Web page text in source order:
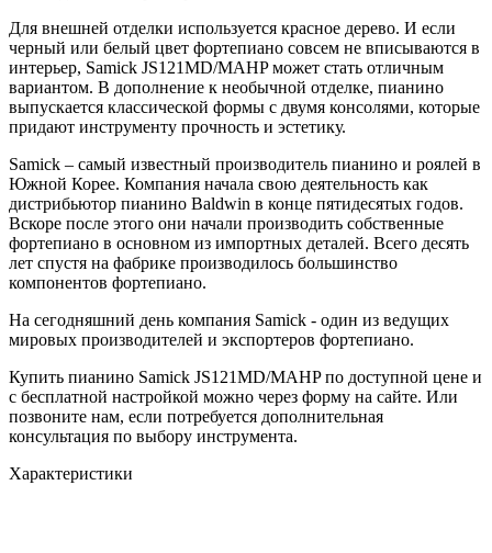
Для внешней отделки используется красное дерево. И если
черный или белый цвет фортепиано совсем не вписываются в
интерьер, Samick JS121MD/MAHP может стать отличным
вариантом. В дополнение к необычной отделке, пианино
выпускается классической формы с двумя консолями, которые
придают инструменту прочность и эстетику.
Samick – самый известный производитель пианино и роялей в
Южной Корее. Компания начала свою деятельность как
дистрибьютор пианино Baldwin в конце пятидесятых годов.
Вскоре после этого они начали производить собственные
фортепиано в основном из импортных деталей. Всего десять
лет спустя на фабрике производилось большинство
компонентов фортепиано.
На сегодняшний день компания Samick - один из ведущих
мировых производителей и экспортеров фортепиано.
Купить пианино Samick JS121MD/MAHP по доступной цене и
с бесплатной настройкой можно через форму на сайте. Или
позвоните нам, если потребуется дополнительная
консультация по выбору инструмента.
Характеристики